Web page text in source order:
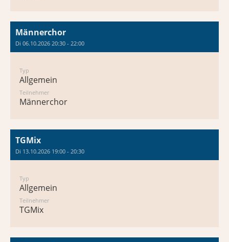
Männerchor
Di 06.10.2026 20:30 - 22:00
Typ
Allgemein
Teilnehmer
Männerchor
TGMix
Di 13.10.2026 19:00 - 20:30
Typ
Allgemein
Teilnehmer
TGMix